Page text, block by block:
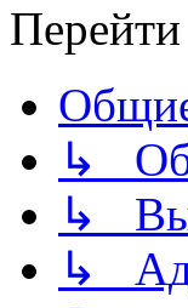
Перейти
↳
↳
↳